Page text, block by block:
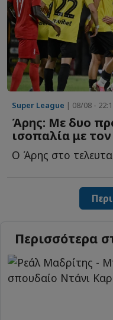
Super League | 08/08 -
Άρης: Με δυο
ισοπαλία με
Περισσότερα